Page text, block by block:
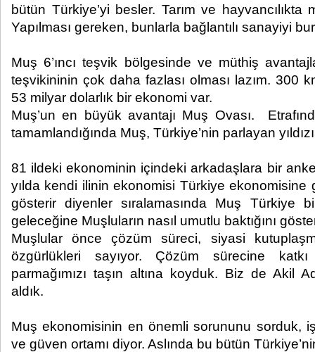
bütün Türkiye’yi besler. Tarım ve
Yapılması gereken, bunlarla bağlantılı sanayiyi
Muş 6’ıncı teşvik bölgesinde ve müthiş
teşvikininin çok daha fazlası olması lazım. 300
53 milyar dolarlık bir ekonomi var.
Muş’un en büyük avantajı Muş Ovası.
tamamlandığında Muş, Türkiye’nin parlayan
81 ildeki ekonominin içindeki arkadaşlara bir
yılda kendi ilinin ekonomisi Türkiye ekonomisine
gösterir diyenler sıralamasında Muş Türkiye
geleceğine Muşluların nasıl umutlu baktığını
Muşlular önce çözüm süreci, siyasi
özgürlükleri sayıyor. Çözüm sürecine
parmağımızı taşın altına koyduk. Biz de Akil
aldık.
Muş ekonomisinin en önemli sorununu sorduk,
ve güven ortamı diyor. Aslında bu bütün